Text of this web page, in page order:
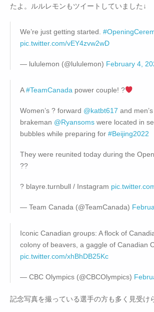
たよ。ルルレモンもツイートしていました↓
We’re just getting started.
pic.twitter.com/vEY4zvw2wD
— lululemon (@lululemon) February 4,
A#TeamCanada power couple! ?
Women’s ? forward @katbt617 and
brakeman @Ryansoms were located in
bubbles while preparing for #Beijing2022
They were reunited today during the
??
? blayre.turnbull / Instagram
— Team Canada (@TeamCanada)
Iconic Canadian groups: A flock of
colony of beavers, a gaggle of Canadian
pic.twitter.com/xhBhDB25Kc
— CBC Olympics (@CBCOlympics)
記念写真を撮っている選手の方も多く見受け